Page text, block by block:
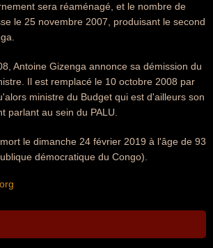
sera réaménagé, et le nombre de
le 25 novembre 2007, produisant le second
Antoine Gizenga annonce sa démission du
Il est remplacé le 10 octobre 2008 par
ministre du Budget qui est d'ailleurs son
parlant au sein du PALU.
le dimanche 24 février 2019 à l'âge de 93
démocratique du Congo).